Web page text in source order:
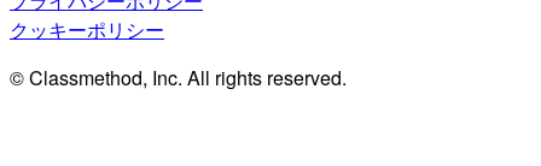
クッキーポリシー
© Classmethod, Inc. All rights reserved.